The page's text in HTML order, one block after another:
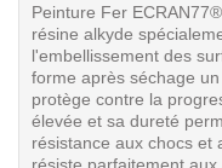
Peinture Fer
résine alkyde
l'embellissement des
forme après séchage
protège contre la
élevée et sa dureté
résistance aux chocs et
résiste parfaitement